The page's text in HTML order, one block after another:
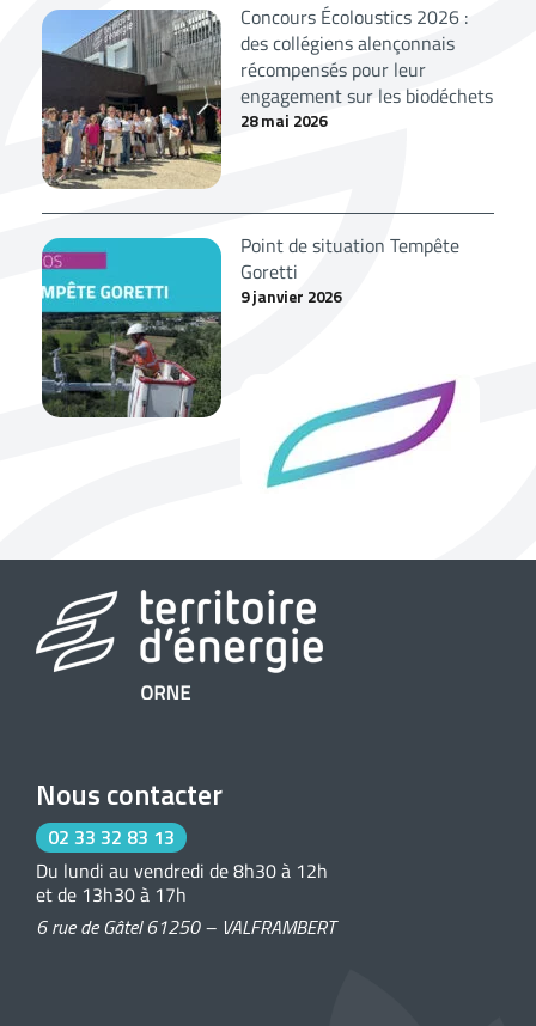
Concours Écoloustics 2026 :
des collégiens alençonnais
récompensés pour leur
engagement sur les biodéchets
28 mai 2026
Point de situation Tempête
Goretti
9 janvier 2026
Nous contacter
02 33 32 83 13
Du lundi au vendredi de 8h30 à 12h
et de 13h30 à 17h
6 rue de Gâtel 61250 – VALFRAMBERT